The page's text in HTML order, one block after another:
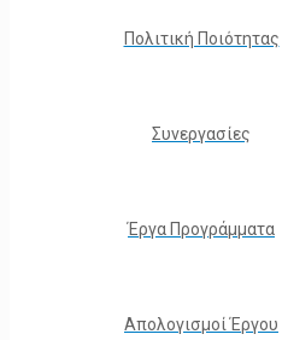
Πολιτική Ποιότητας
Συνεργασίες
Έργα Προγράμματα
Απολογισμοί Έργου